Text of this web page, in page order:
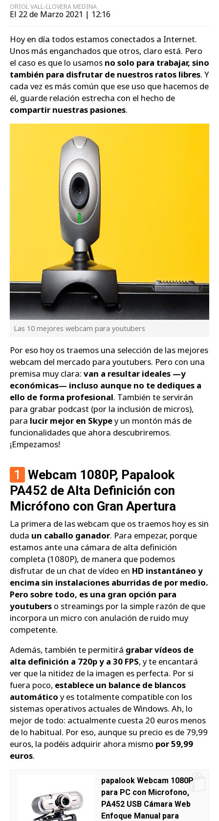
ORIOL VALL-LLOVERA MEDINA
El 22 de Marzo 2021 | 12:16
Hoy en día todos estamos conectados a Internet.
Unos más enganchados que otros, claro está. Pero
el caso es que lo usamos no solo para trabajar, sino
también para disfrutar de nuestros ratos libres. Y
cada vez es más común que ese uso que hacemos de
él, guarde relación estrecha con el hecho de
compartir nuestras pasiones.
Las 10 mejores webcam para youtubers
Por eso hoy os traemos una selección de las mejores
webcam del mercado para youtubers. Pero con una
premisa muy clara: van a resultar ideales —y
económicas— incluso aunque no te dediques a
ello de forma profesional. También te servirán
para grabar podcast (por la inclusión de micros),
para lucir mejor en Skypey un montón más de
funcionalidades que ahora descubriremos.
¡Empezamos!
1
Webcam 1080P, Papalook
PA452 de Alta Definición con
Micrófono con Gran Apertura
La primera de las webcam que os traemos hoy es sin
duda un caballo ganador. Para empezar, porque
estamos ante una cámara de alta definición
completa (1080P), de manera que podemos
disfrutar de un chat de vídeo en HD instantáneo y
encima sin instalaciones aburridas de por medio.
Pero sobre todo, es una gran opción para
youtubers o streamings por la simple razón de que
incorpora un micro con anulación de ruido muy
competente.
Además, también te permitirá grabar vídeos de
alta definición a 720p y a 30 FPS, y te encantará
ver que la nitidez de la imagen es perfecta. Por si
fuera poco, establece un balance de blancos
automático y es totalmente compatible con los
sistemas operativos actuales de Windows. Ah, lo
mejor de todo: actualmente cuesta 20 euros menos
de lo habitual. Por eso, aunque su precio es de 79,99
euros, la podéis adquirir ahora mismo por 59,99
euros.
papalook Webcam 1080P
para PC con Microfono,
PA452 USB Cámara Web
Enfoque Manual para